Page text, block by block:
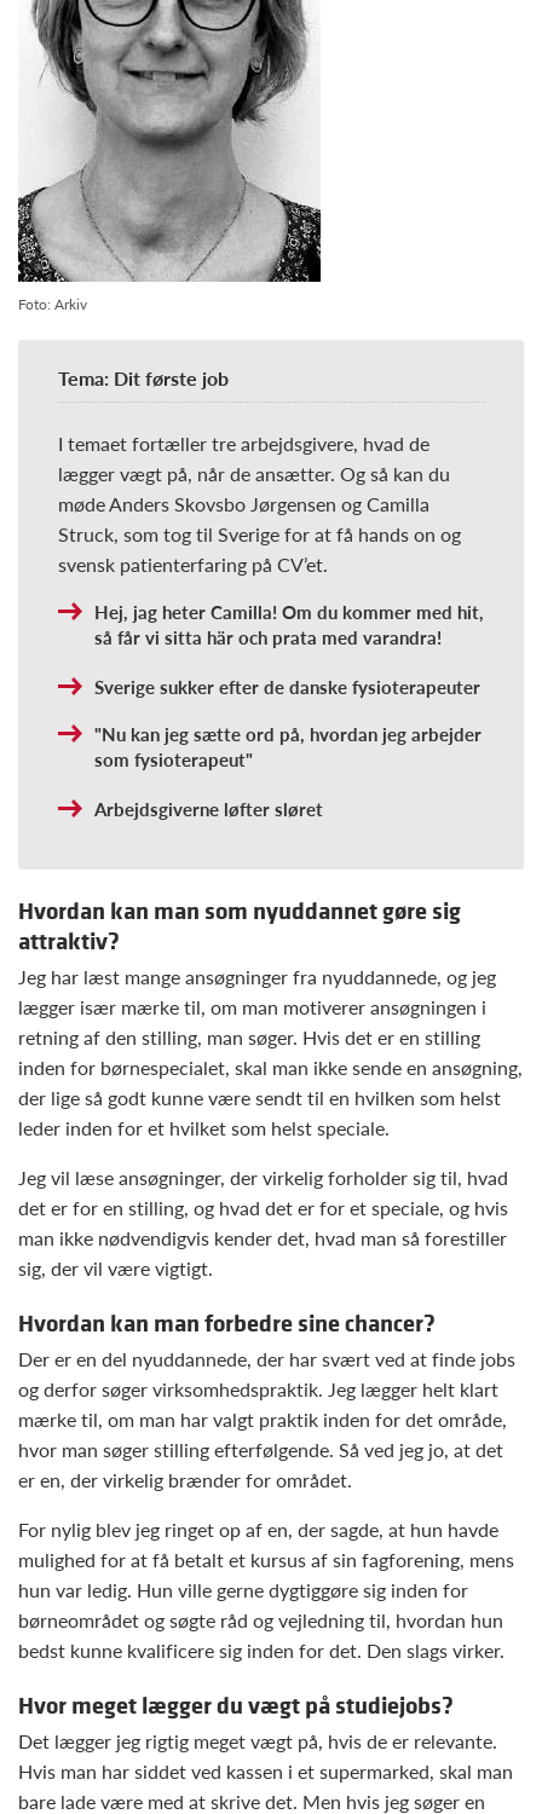
Foto: Arkiv
Tema: Dit første job
I temaet fortæller tre arbejdsgivere, hvad de
lægger vægt på, når de ansætter. Og så kan du
møde Anders Skovsbo Jørgensen og Camilla
Struck, som tog til Sverige for at få hands on og
svensk patienterfaring på CV’et.
Hej, jag heter Camilla! Om du kommer med hit,
så får vi sitta här och prata med varandra!
Sverige sukker efter de danske fysioterapeuter
"Nu kan jeg sætte ord på, hvordan jeg arbejder
som fysioterapeut"
Arbejdsgiverne løfter sløret
Hvordan kan man som nyuddannet gøre sig
attraktiv?
Jeg har læst mange ansøgninger fra nyuddannede, og jeg
lægger især mærke til, om man motiverer ansøgningen i
retning af den stilling, man søger. Hvis det er en stilling
inden for børnespecialet, skal man ikke sende en ansøgning,
der lige så godt kunne være sendt til en hvilken som helst
leder inden for et hvilket som helst speciale.
Jeg vil læse ansøgninger, der virkelig forholder sig til, hvad
det er for en stilling, og hvad det er for et speciale, og hvis
man ikke nødvendigvis kender det, hvad man så forestiller
sig, der vil være vigtigt.
Hvordan kan man forbedre sine chancer?
Der er en del nyuddannede, der har svært ved at finde jobs
og derfor søger virksomhedspraktik. Jeg lægger helt klart
mærke til, om man har valgt praktik inden for det område,
hvor man søger stilling efterfølgende. Så ved jeg jo, at det
er en, der virkelig brænder for området.
For nylig blev jeg ringet op af en, der sagde, at hun havde
mulighed for at få betalt et kursus af sin fagforening, mens
hun var ledig. Hun ville gerne dygtiggøre sig inden for
børneområdet og søgte råd og vejledning til, hvordan hun
bedst kunne kvalificere sig inden for det. Den slags virker.
Hvor meget lægger du vægt på studiejobs?
Det lægger jeg rigtig meget vægt på, hvis de er relevante.
Hvis man har siddet ved kassen i et supermarked, skal man
bare lade være med at skrive det. Men hvis jeg søger en